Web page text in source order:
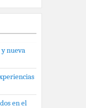
y nueva
en el